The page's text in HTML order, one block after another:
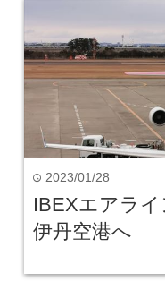
time 2023/01/28
IBEXエアライ
伊丹空港へ